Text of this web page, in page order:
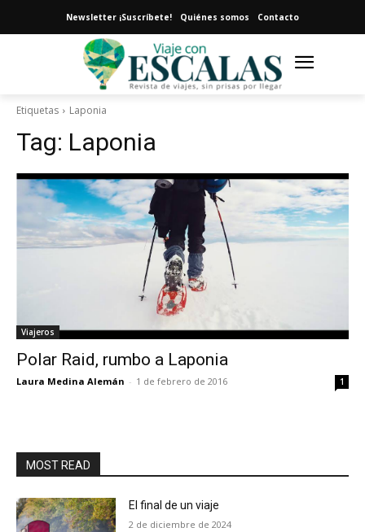
Newsletter ¡Suscríbete! Quiénes somos Contacto
Etiquetas Laponia
Tag: Laponia
Viajeros
Polar Raid, rumbo a Laponia
Laura Medina Alemán - 1 de febrero de 2016 1
MOST READ
El final de un viaje
2 de diciembre de 2024